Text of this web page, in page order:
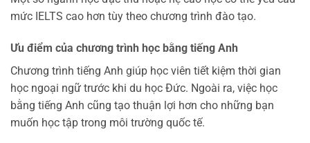
mức IELTS cao hơn tùy theo chương trình đào tạo.
Ưu điểm của chương trình học bằng tiếng Anh
Chương trình tiếng Anh giúp học viên tiết kiệm thời gian
học ngoại ngữ trước khi du học Đức. Ngoài ra, việc học
bằng tiếng Anh cũng tạo thuận lợi hơn cho những bạn
muốn học tập trong môi trường quốc tế.